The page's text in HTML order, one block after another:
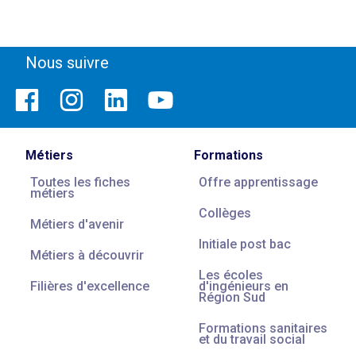
Nous suivre
Métiers
Toutes les fiches
métiers
Métiers d'avenir
Métiers à découvrir
Filières d'excellence
Formations
Offre apprentissage
Collèges
Initiale post bac
Les écoles
d'ingénieurs en
Région Sud
Formations sanitaires
et du travail social